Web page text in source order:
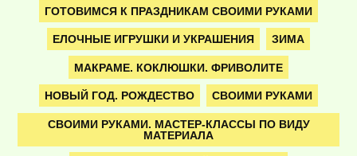
ГОТОВИМСЯ К ПРАЗДНИКАМ СВОИМИ РУКАМИ
ЕЛОЧНЫЕ ИГРУШКИ И УКРАШЕНИЯ ЗИМА
МАКРАМЕ. КОКЛЮШКИ. ФРИВОЛИТЕ
НОВЫЙ ГОД. РОЖДЕСТВО СВОИМИ РУКАМИ
СВОИМИ РУКАМИ. МАСТЕР-КЛАССЫ ПО ВИДУ
МАТЕРИАЛА